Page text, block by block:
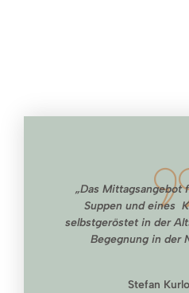
„Das
Suppen und eines
selbstgeröstet in der
Begegnung in der
Stefan